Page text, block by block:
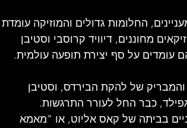
מעניינים, החלומות גדולים והמוזיקה עומדת
מחוננים, דיוויד קרוסבי וסטיבן
עומדים על סף יצירת תופעה עולמית.
והמבריק של להקת הבירדס, וסטיבן
כבר החל לעורר התרגשות.
בביתה של קאס אליוט, או "מאמא